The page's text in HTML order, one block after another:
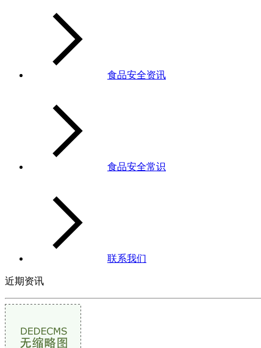
食品安全资讯
食品安全常识
联系我们
近期资讯